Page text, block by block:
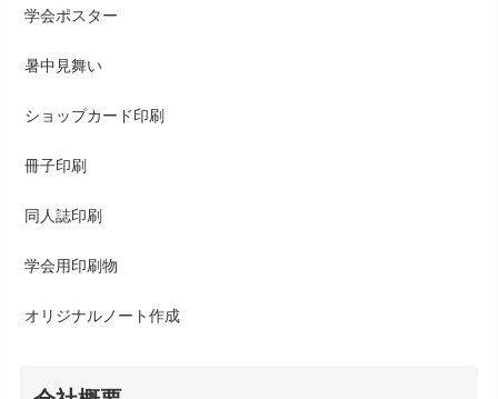
学会ポスター
暑中見舞い
ショップカード印刷
冊子印刷
同人誌印刷
学会用印刷物
オリジナルノート作成